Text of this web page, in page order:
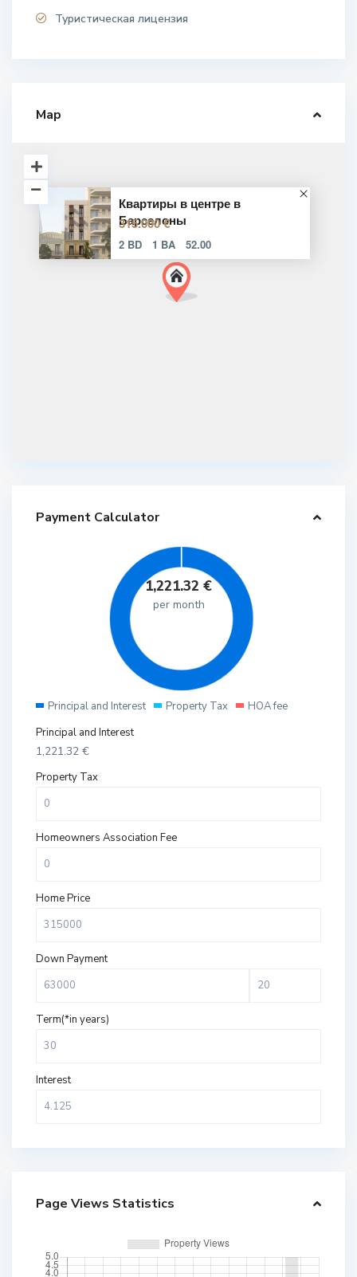
Туристическая лицензия
Map
Квартиры в центре в
Барселоны
315.000 €
2 BD 1 BA 52.00
Payment Calculator
1,221.32 €
per month
Principal and Interest Property Tax
HOA fee
Principal and Interest
1,221.32 €
Property Tax
Homeowners Association Fee
Home Price
Down Payment
Term(*in years)
Interest
Page Views Statistics